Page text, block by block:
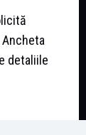
detaliile